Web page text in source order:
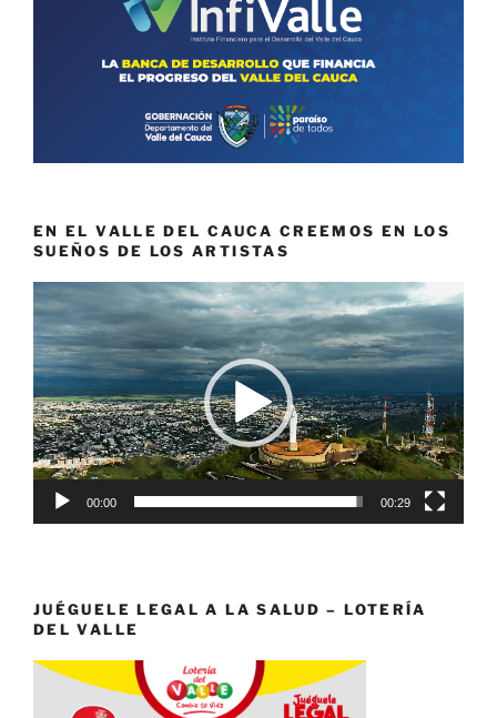
EN EL VALLE DEL CAUCA CREEMOS EN LOS
SUEÑOS DE LOS ARTISTAS
Reproductor
de
vídeo
00:00 00:29
JUÉGUELE LEGAL A LA SALUD – LOTERÍA
DEL VALLE